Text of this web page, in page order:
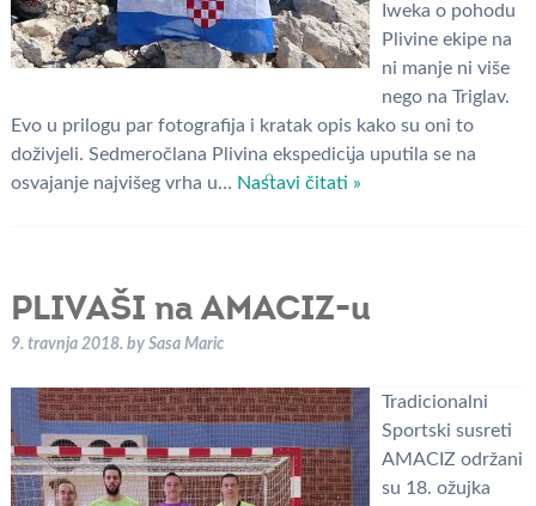
Iweka o pohodu
Plivine ekipe na
ni manje ni više
nego na Triglav.
Evo u prilogu par fotografija i kratak opis kako su oni to
doživjeli. Sedmeročlana Plivina ekspedicija uputila se na
osvajanje najvišeg vrha u… Nastavi čitati »
PLIVAŠI na AMACIZ-u
9. travnja 2018. by Sasa Maric
Tradicionalni
Sportski susreti
AMACIZ održani
su 18. ožujka